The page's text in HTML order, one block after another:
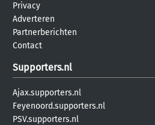
Privacy
Adverteren
Partnerberichten
Contact
Supporters.nl
Ajax.supporters.nl
Feyenoord.supporters.nl
PSV.supporters.nl